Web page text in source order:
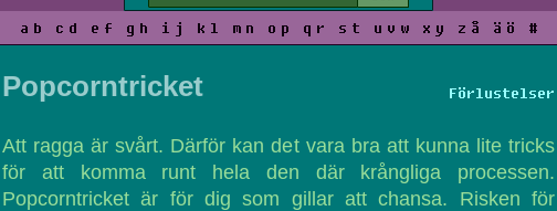
a b c d e f g h i j k l m n o p q r s t u v w x y z å ä ö #
Förlustelser
Popcorntricket
Att ragga är svårt. Därför kan det vara bra att kunna lite tricks
för att komma runt hela den där krångliga processen.
Popcorntricket är för dig som gillar att chansa. Risken för